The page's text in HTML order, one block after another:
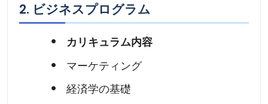
2. ビジネスプログラム
カリキュラム内容
マーケティング
経済学の基礎